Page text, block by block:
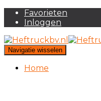
Favorieten
Inloggen
Navigatie wisselen
Home